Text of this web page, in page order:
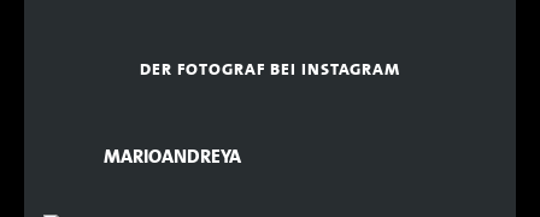
DER FOTOGRAF BEI INSTAGRAM
MARIOANDREYA